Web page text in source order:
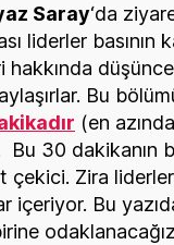
Saray‘da
liderler basının
hakkında
Bu
(en
30 dakikanın
çekici. Zira
içeriyor. Bu